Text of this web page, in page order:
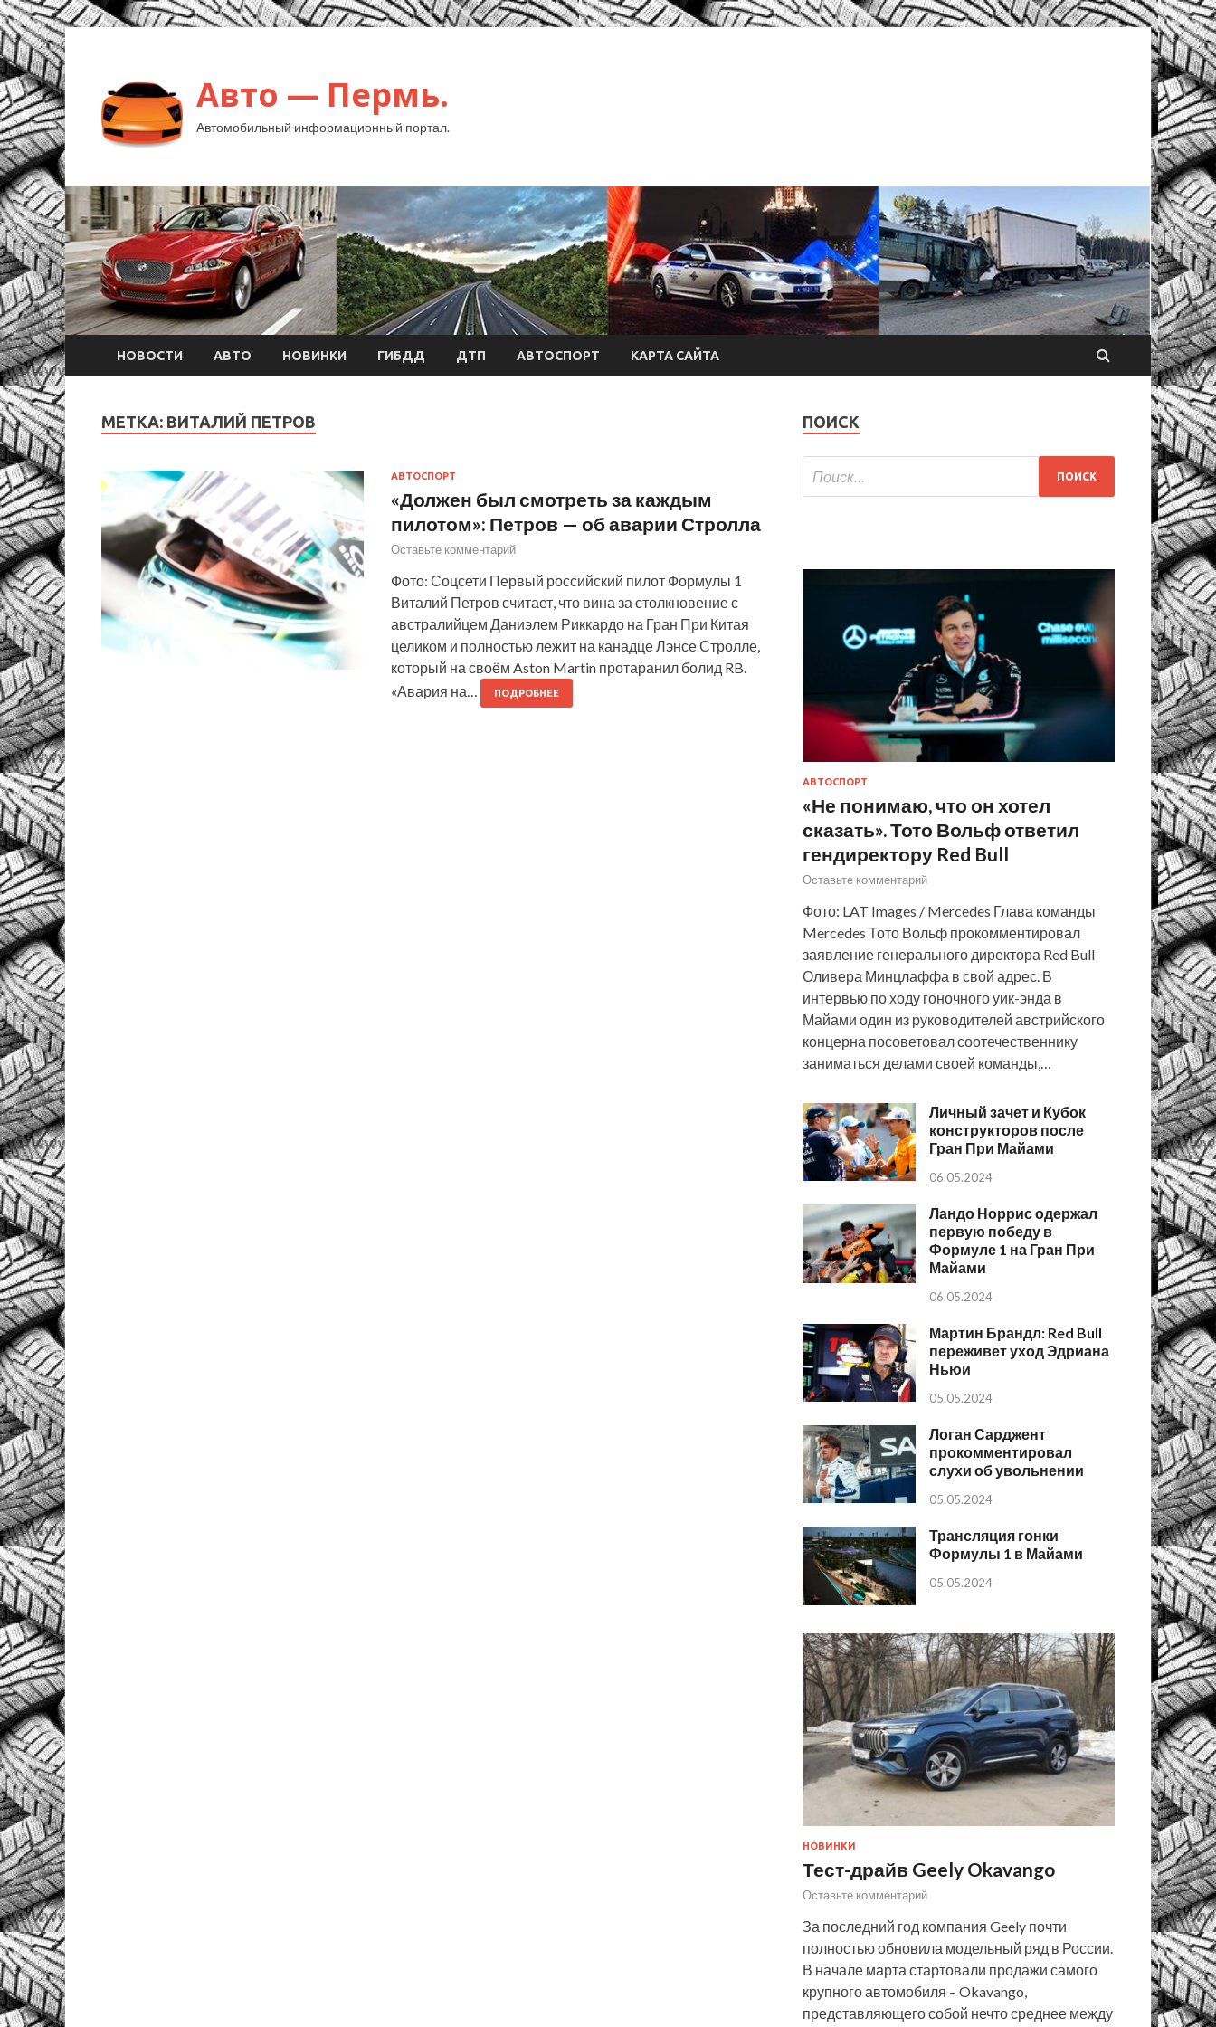
Авто — Пермь.
Автомобильный информационный портал.
НОВОСТИ АВТО НОВИНКИ ГИБДД ДТП АВТОСПОРТ КАРТА САЙТА
МЕТКА: ВИТАЛИЙ ПЕТРОВ
АВТОСПОРТ
«Должен был смотреть за каждым
пилотом»: Петров — об аварии Стролла
Оставьте комментарий
Фото: Соцсети Первый российский пилот Формулы 1
Виталий Петров считает, что вина за столкновение с
австралийцем Даниэлем Риккардо на Гран При Китая
целиком и полностью лежит на канадце Лэнсе Стролле,
который на своём Aston Martin протаранил болид RB.
«Авария на…
ПОДРОБНЕЕ
ПОИСК
АВТОСПОРТ
«Не понимаю, что он хотел
сказать». Тото Вольф ответил
гендиректору Red Bull
Оставьте комментарий
Фото: LAT Images / Mercedes Глава команды
Mercedes Тото Вольф прокомментировал
заявление генерального директора Red Bull
Оливера Минцлаффа в свой адрес. В
интервью по ходу гоночного уик-энда в
Майами один из руководителей австрийского
концерна посоветовал соотечественнику
заниматься делами своей команды,…
Личный зачет и Кубок
конструкторов после
Гран При Майами
06.05.2024
Ландо Норрис одержал
первую победу в
Формуле 1 на Гран При
Майами
06.05.2024
Мартин Брандл: Red Bull
переживет уход Эдриана
Ньюи
05.05.2024
Логан Сарджент
прокомментировал
слухи об увольнении
05.05.2024
Трансляция гонки
Формулы 1 в Майами
05.05.2024
НОВИНКИ
Тест-драйв Geely Okavango
Оставьте комментарий
За последний год компания Geely почти
полностью обновила модельный ряд в России.
В начале марта стартовали продажи самого
крупного автомобиля – Okavango,
представляющего собой нечто среднее между